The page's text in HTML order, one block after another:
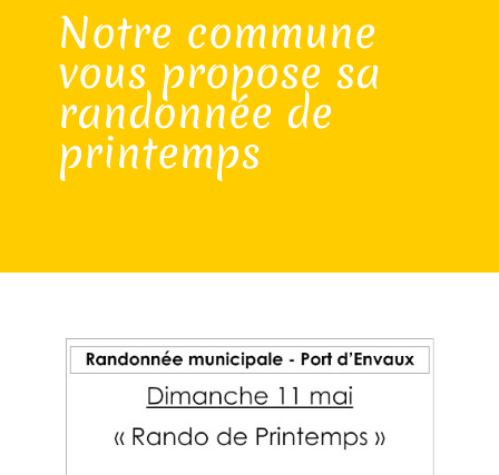
Notre commune
vous propose sa
randonnée de
printemps